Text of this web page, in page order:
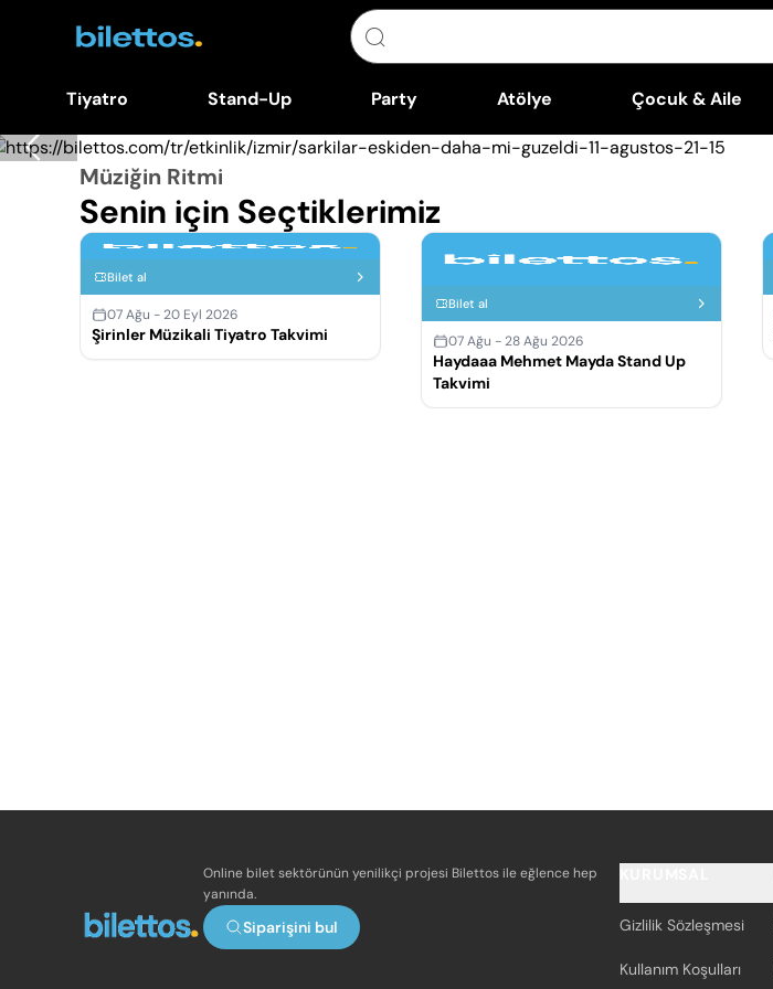
Tiyatro Stand-Up Party Atölye Çocuk & Aile
Müziğin Ritmi
Senin için Seçtiklerimiz
Bilet al
07 Ağu - 20 Eyl 2026
Şirinler Müzikali Tiyatro Takvimi
Bilet al
07 Ağu - 28 Ağu 2026
Haydaaa Mehmet Mayda Stand Up
Takvimi
Online bilet sektörünün yenilikçi projesi Bilettos ile eğlence hep
yanında.
Siparişini bul Gizlilik Sözleşmesi
Kullanım Koşulları